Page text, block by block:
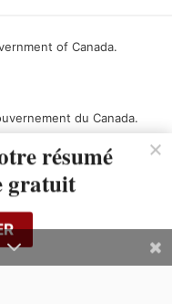
of Canada.
du Canada.
résumé
gratuit